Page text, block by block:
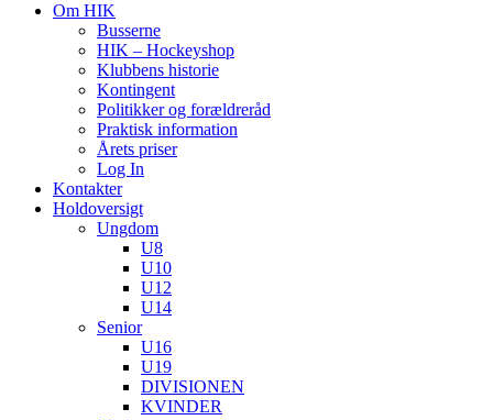
Om HIK
Busserne
HIK – Hockeyshop
Klubbens historie
Kontingent
Politikker og forældreråd
Praktisk information
Årets priser
Log In
Kontakter
Holdoversigt
Ungdom
U8
U10
U12
U14
Senior
U16
U19
DIVISIONEN
KVINDER